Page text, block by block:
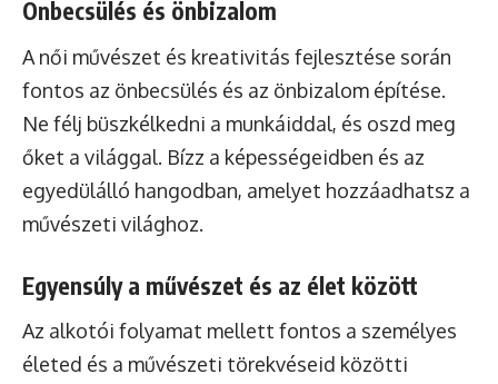
Önbecsülés és önbizalom
A női művészet és kreativitás fejlesztése során
fontos az önbecsülés és az önbizalom építése.
Ne félj büszkélkedni a munkáiddal, és oszd meg
őket a világgal. Bízz a képességeidben és az
egyedülálló hangodban, amelyet hozzáadhatsz a
művészeti világhoz.
Egyensúly a művészet és az élet között
Az alkotói folyamat mellett fontos a személyes
életed és a művészeti törekvéseid közötti